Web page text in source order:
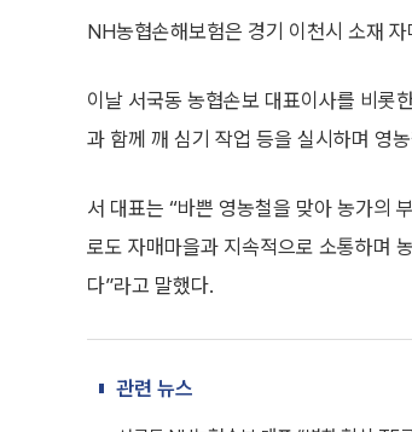
NH농협손해보험은 경기 이천시 소재
이날 서국동 농협손보 대표이사를 비롯
과 함께 깨 심기 작업 등을 실시하며 영
서 대표는 “바쁜 영농철을 맞아 농가의
로도 자매마을과 지속적으로 소통하며
다”라고 말했다.
관련 뉴스